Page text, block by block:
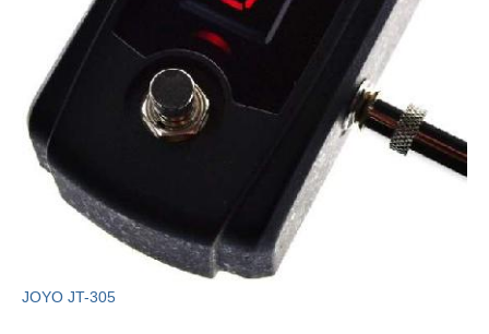
JOYO JT-305